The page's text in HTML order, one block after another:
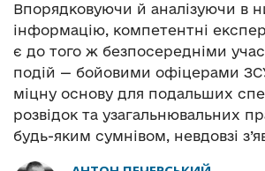
Впорядковуючи й аналізуючи в
інформацію, компетентні
є до того ж безпосередніми
подій — бойовими офіцерами
міцну основу для подальших
розвідок та узагальнювальних
будь-яким сумнівом, невдовзі